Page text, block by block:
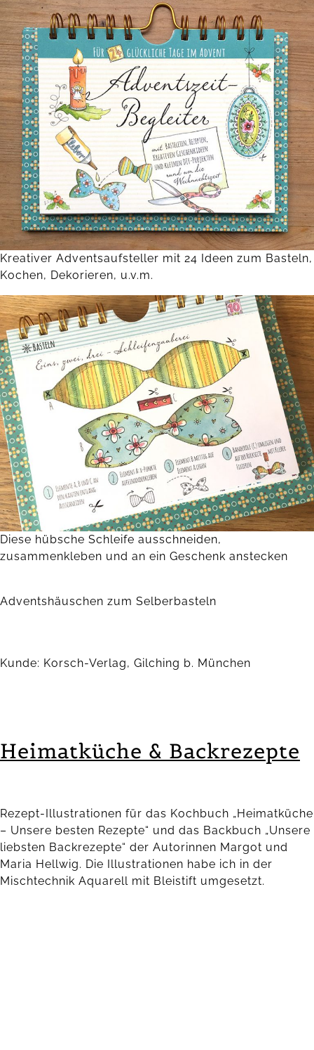
Kreativer Adventsaufsteller mit 24 Ideen zum Basteln,
Kochen, Dekorieren, u.v.m.
Diese hübsche Schleife ausschneiden,
zusammenkleben und an ein Geschenk anstecken
Adventshäuschen zum Selberbasteln
Kunde: Korsch-Verlag, Gilching b. München
Heimatküche & Backrezepte
Rezept-Illustrationen für das Kochbuch „Heimatküche
– Unsere besten Rezepte“ und das Backbuch „Unsere
liebsten Backrezepte“ der Autorinnen Margot und
Maria Hellwig. Die Illustrationen habe ich in der
Mischtechnik Aquarell mit Bleistift umgesetzt.